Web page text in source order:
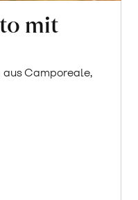
mit
Camporeale,